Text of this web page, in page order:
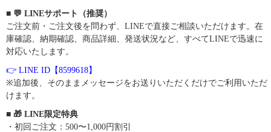
■ 💬 LINEサポート（推奨）
ご注文前・ご注文後を問わず、LINEで直接ご相談いただけます。在
庫確認、納期確認、商品詳細、発送状況など、すべてLINEで迅速に
対応いたします。
👉 LINE ID【8599618】
※追加後、そのままメッセージをお送りいただくだけでご利用いただ
けます。
■ 🎁 LINE限定特典
・初回ご注文：500〜1,000円割引